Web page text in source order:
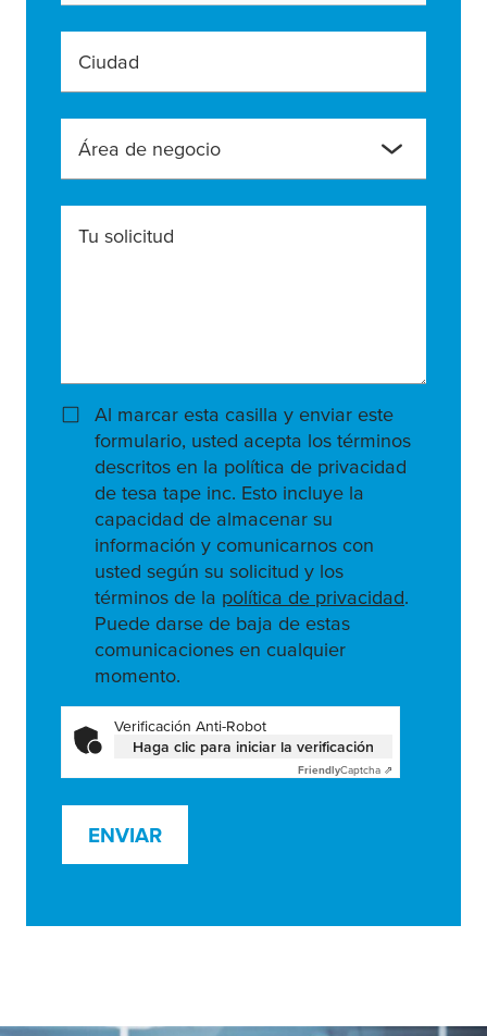
Ciudad
Área de negocio
Tu solicitud
Al marcar esta casilla y enviar este
formulario, usted acepta los términos
descritos en la política de privacidad
de tesa tape inc. Esto incluye la
capacidad de almacenar su
información y comunicarnos con
usted según su solicitud y los
términos de la política de privacidad.
Puede darse de baja de estas
comunicaciones en cualquier
momento.
Verificación Anti-Robot
Haga clic para iniciar la verificación
FriendlyCaptcha ⇗
ENVIAR